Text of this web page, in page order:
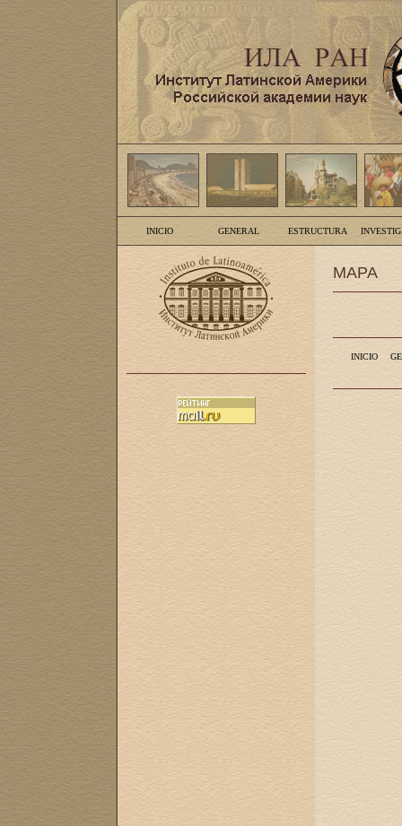
INICIO GENERAL ESTRUCTURA
MAPA
INICIO